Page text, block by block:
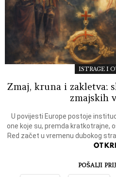
ISTRAGE I
Zmaj, kruna i zakletva:
zmajskih
U povijesti Europe postoje
one koje su, premda kratkotrajne,
Red začet u vremenu dubokog
POŠALJI